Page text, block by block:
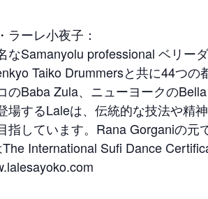
ラーレ小夜子：
なSamanyolu professional ベリー
Taiko Drummersと共に44つ
のBaba Zula、ニューヨークの
場するLaleは、伝統的な技法や精
指しています。Rana Gorganiの
International Sufi Dance